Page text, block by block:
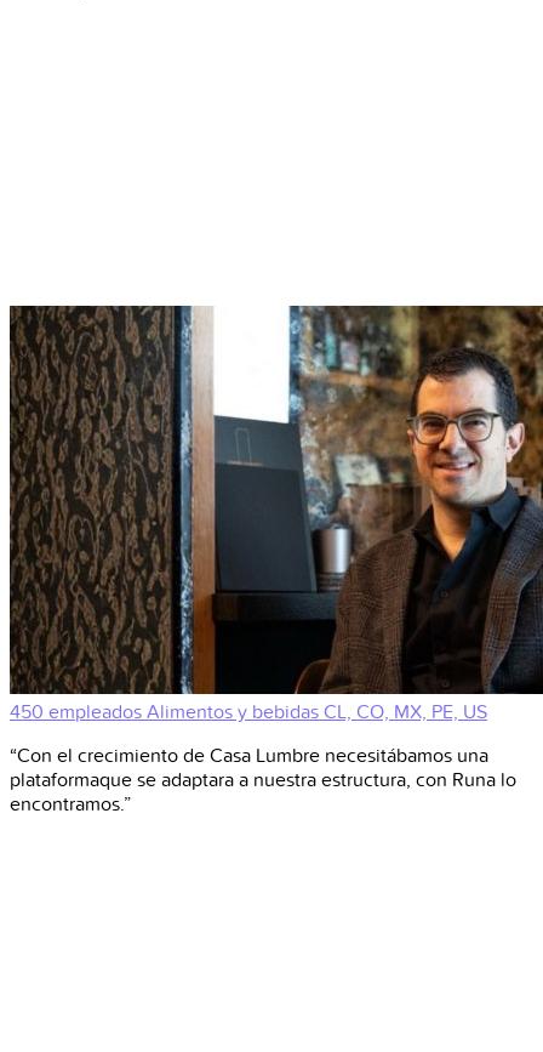
450 empleados Alimentos y bebidas CL, CO, MX, PE, US
“Con el crecimiento de Casa Lumbre necesitábamos una
plataformaque se adaptara a nuestra estructura, con Runa lo
encontramos.”